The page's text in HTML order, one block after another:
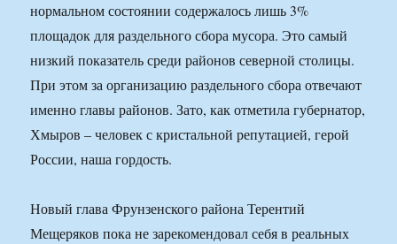
нормальном состоянии содержалось лишь 3%
площадок для раздельного сбора мусора. Это самый
низкий показатель среди районов северной столицы.
При этом за организацию раздельного сбора отвечают
именно главы районов. Зато, как отметила губернатор,
Хмыров – человек с кристальной репутацией, герой
России, наша гордость.
Новый глава Фрунзенского района Терентий
Мещеряков пока не зарекомендовал себя в реальных